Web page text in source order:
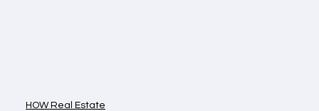
HOW Real Estate